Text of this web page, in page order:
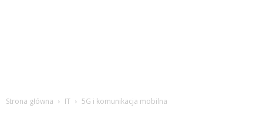
Strona główna IT 5G i komunikacja mobilna